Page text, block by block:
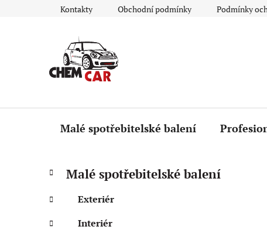
Kontakty Obchodní podmínky Podmínky
Malé spotřebitelské balení
P
s
r
Přeskočit
kategorie
K
a
e
g
o
Malé spotřebitelské balení
Exteriér
Interiér